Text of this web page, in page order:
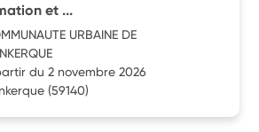
et ...
URBAINE DE
du 2 novembre 2026
(59140)